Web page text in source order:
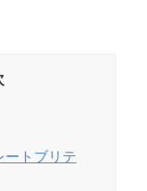
ートブリテ